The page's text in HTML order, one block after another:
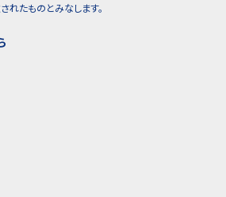
れたものとみなします。